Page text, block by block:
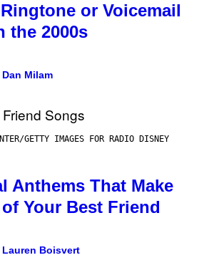
or Voicemail
the 2000s
Dan Milam
GETTY IMAGES FOR RADIO DISNEY
Anthems That Make
Your Best Friend
Lauren Boisvert